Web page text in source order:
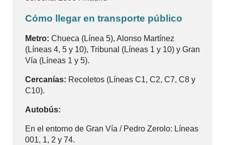
Cómo llegar en transporte público
Metro: Chueca (Línea 5), Alonso Martínez
(Líneas 4, 5 y 10), Tribunal (Líneas 1 y 10) y Gran
Vía (Líneas 1 y 5).
Cercanías: Recoletos (Líneas C1, C2, C7, C8 y
C10).
Autobús:
En el entorno de Gran Vía / Pedro Zerolo: Líneas
001, 1, 2 y 74.